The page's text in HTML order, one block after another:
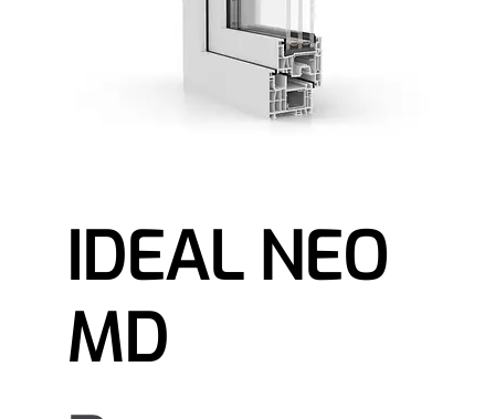
IDEAL NEO
MD